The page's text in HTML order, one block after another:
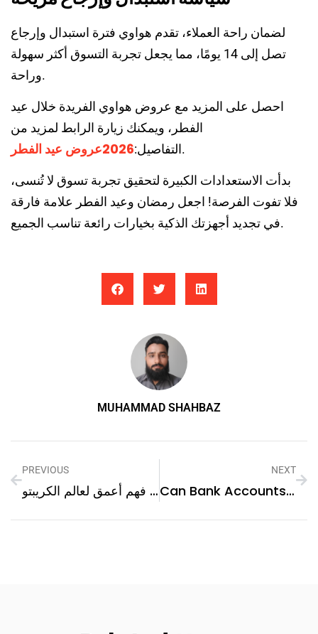
لضمان راحة العملاء، تقدم هواوي فترة استبدال وإرجاع
تصل إلى 14 يومًا، مما يجعل تجربة التسوق أكثر سهولة
وراحة.
احصل على المزيد مع عروض هواوي الفريدة خلال عيد
الفطر، ويمكنك زيارة الرابط لمزيد من
التفاصيل:2026عروض عيد الفطر .
بدأت الاستعدادات الكبيرة لتحقيق تجربة تسوق لا تُنسى،
فلا تفوت الفرصة! اجعل رمضان وعيد الفطر علامة فارقة
في تجديد أجهزتك الذكية بخيارات رائعة تناسب الجميع.
MUHAMMAD SHAHBAZ
PREVIOUS
الفرق بين بيتكوين والعملات الرقمية الأخرى: فهم أعمق لعالم الكريبتو
NEXT
Can Bank Accounts Be Frozen In Debt Collection Cases In Dubai